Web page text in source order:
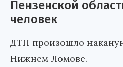
Пензенской
человек
ДТП произошло
Нижнем Ломове.